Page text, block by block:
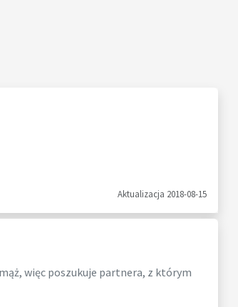
Aktualizacja 2018-08-15
więc poszukuje partnera, z którym